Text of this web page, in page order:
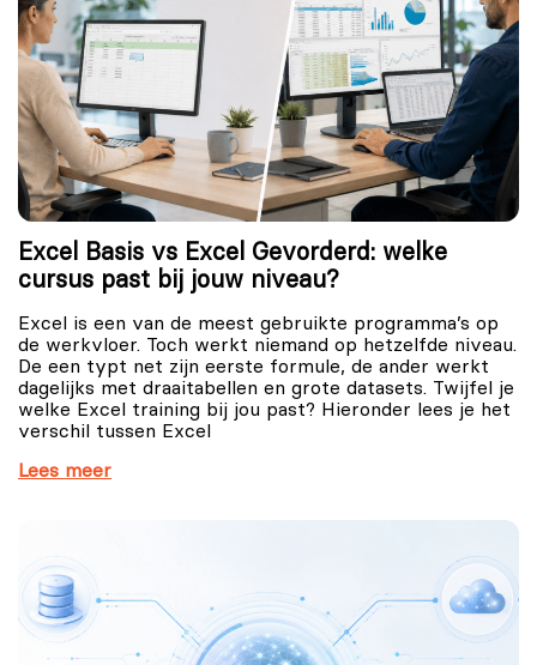
Excel Basis vs Excel Gevorderd: welke
cursus past bij jouw niveau?
Excel is een van de meest gebruikte programma’s op
de werkvloer. Toch werkt niemand op hetzelfde niveau.
De een typt net zijn eerste formule, de ander werkt
dagelijks met draaitabellen en grote datasets. Twijfel je
welke Excel training bij jou past? Hieronder lees je het
verschil tussen Excel
Lees meer